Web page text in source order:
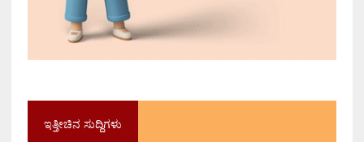
ಇತ್ತೀಚಿನ ಸುದ್ದಿಗಳು